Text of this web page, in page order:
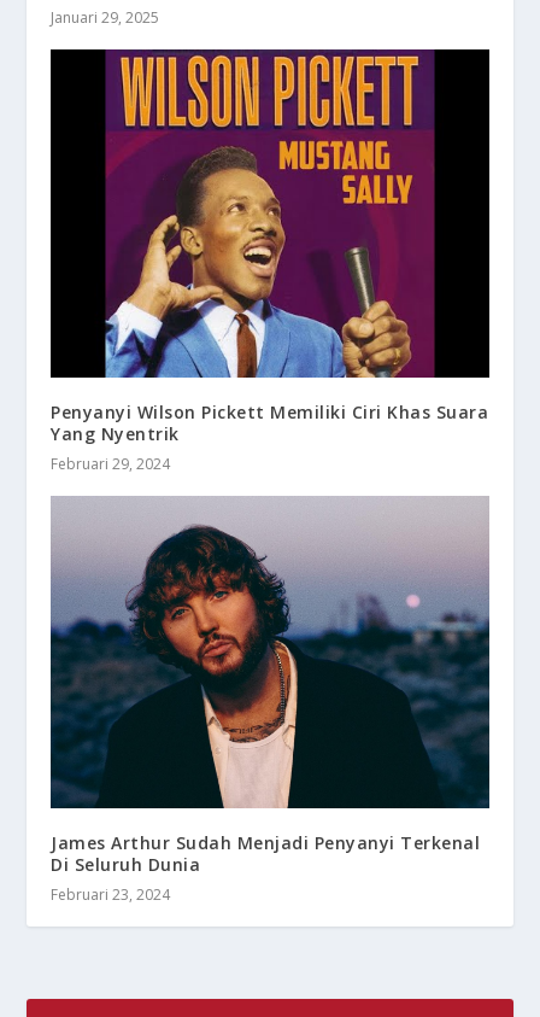
Januari 29, 2025
Penyanyi Wilson Pickett Memiliki Ciri Khas Suara
Yang Nyentrik
Februari 29, 2024
James Arthur Sudah Menjadi Penyanyi Terkenal
Di Seluruh Dunia
Februari 23, 2024